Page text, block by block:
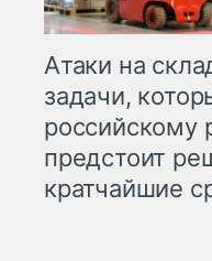
Атаки на
задачи,
российскому
предстоит
кратчайшие